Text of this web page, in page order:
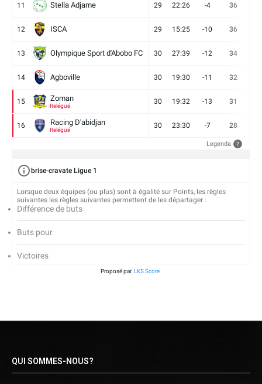
11 Stella Adjame 29 22:26 -4 36
12 ISCA 29 15:25 -10 36
13 Olympique Sport d'Abobo FC 30 27:39 -12 34
14 Agboville 30 19:30 -11 32
15 Zoman
Relégué
30 19:32 -13 31
16 Racing D'abidjan
Relégué
30 23:30 -7 28
Legenda ?
brise-cravate Ligue 1
Lorsque deux équipes (ou plus) sont à égalité sur Points, les règles
suivantes les règles suivantes permettent de les départager :
Différence de buts
Buts pour
Victoires
Proposé par LKS Score
QUI SOMMES-NOUS?